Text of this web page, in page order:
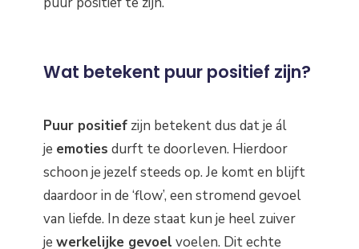
Wat betekent puur positief zijn?
Puur positiefzijn betekent dus dat je ál
je emoties durft te doorleven. Hierdoor
schoon je jezelf steeds op. Je komt en blijft
daardoor in de ‘flow’, een stromend gevoel
van liefde. In deze staat kun je heel zuiver
je werkelijke gevoel voelen. Dit echte